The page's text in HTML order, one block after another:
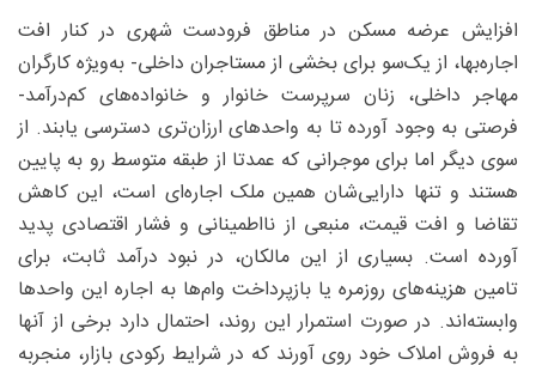
افزایش عرضه مسکن در مناطق فرودست شهری در کنار افت
اجاره‌بها، از یک‌سو برای بخشی از مستاجران داخلی- به‌‌ویژه کارگران
مهاجر داخلی، زنان سرپرست خانوار و خانواده‌های کم‌درآمد-
فرصتی به ‌وجود آورده تا به واحدهای ارزان‌تری دسترسی یابند. از
سوی دیگر اما برای موجرانی که عمدتا از طبقه متوسط رو به پایین
هستند و تنها دارایی‌شان همین ملک اجاره‌ای است، این کاهش
تقاضا و افت قیمت، منبعی از نااطمینانی و فشار اقتصادی پدید
آورده است. بسیاری از این مالکان، در نبود درآمد ثابت، برای
تامین هزینه‌های روزمره یا بازپرداخت وام‌ها به اجاره این واحدها
وابسته‌اند. در صورت استمرار این روند، احتمال دارد برخی از آنها
به فروش املاک خود روی آورند که در شرایط رکودی بازار، منجربه